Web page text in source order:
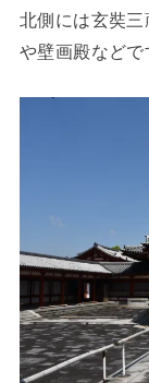
北側には玄奘
や壁画殿などで